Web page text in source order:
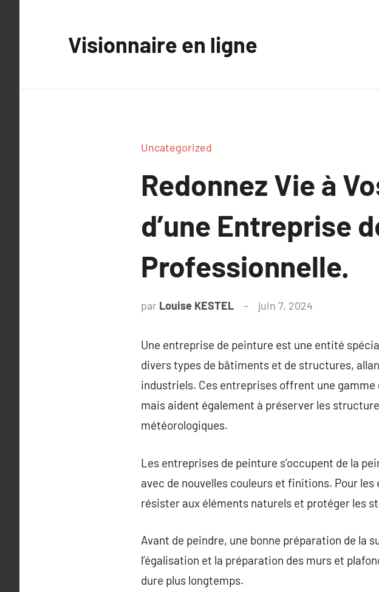
Visionnaire en ligne
Uncategorized
Redonnez Vie à
d’une Entreprise
Professionnelle.
par Louise KESTEL juin 7, 2024
Une entreprise de peinture est une entité
divers types de bâtiments et de structures,
industriels. Ces entreprises offrent une
mais aident également à préserver les
météorologiques.
Les entreprises de peinture s’occupent de la
avec de nouvelles couleurs et finitions. Pour
résister aux éléments naturels et protéger les
Avant de peindre, une bonne préparation de
l’égalisation et la préparation des murs et
dure plus longtemps.